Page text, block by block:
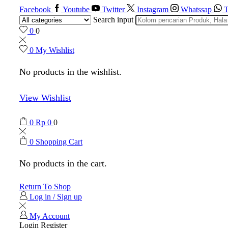
Facebook Youtube Twitter Instagram Whatssap
Search input
0 0
0 My Wishlist
No products in the wishlist.
View Wishlist
0 Rp 0 0
0 Shopping Cart
No products in the cart.
Return To Shop
Log in / Sign up
My Account
Login Register